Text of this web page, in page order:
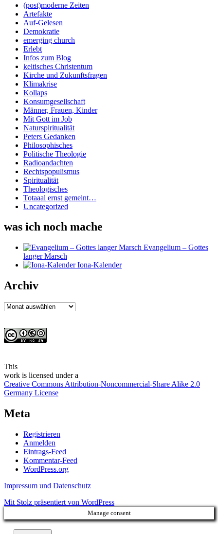
(post)moderne Zeiten
Artefakte
Auf-Gelesen
Demokratie
emerging church
Erlebt
Infos zum Blog
keltisches Christentum
Kirche und Zukunftsfragen
Klimakrise
Kollaps
Konsumgesellschaft
Männer, Frauen, Kinder
Mit Gott im Job
Naturspiritualität
Peters Gedanken
Philosophisches
Politische Theologie
Radioandachten
Rechtspopulismus
Spiritualität
Theologisches
Totaaal ernst gemeint…
Uncategorized
was ich noch mache
Evangelium – Gottes
langer Marsch
Iona-Kalender
Archiv
Archiv
This
work is licensed under a
Creative Commons Attribution-Noncommercial-Share Alike 2.0
Germany License
Meta
Registrieren
Anmelden
Eintrags-Feed
Kommentar-Feed
WordPress.org
Impressum und Datenschutz
Mit Stolz präsentiert von WordPress
Manage consent